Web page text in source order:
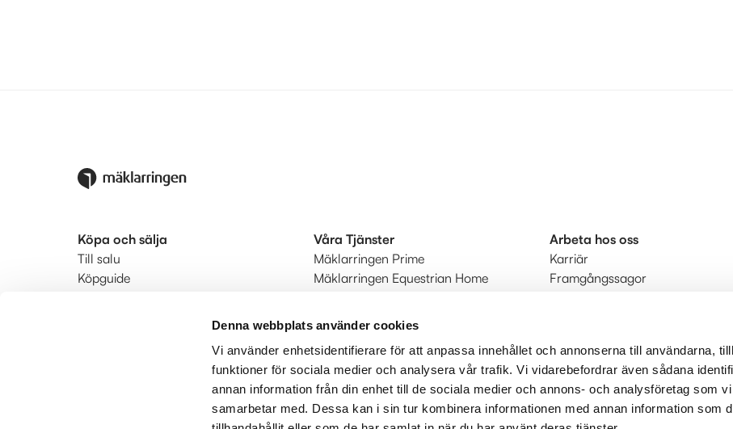
Denna webbplats använder cookies
Vi använder enhetsidentifierare för att anpassa innehållet och annonserna till användarna,
funktioner för sociala medier och analysera vår trafik. Vi vidarebefordrar även sådana
annan information från din enhet till de sociala medier och annons- och analysföretag som vi
samarbetar med. Dessa kan i sin tur kombinera informationen med annan information som
Köpa och sälja
Till salu
Köpguide
Våra Tjänster
Mäklarringen Prime
Mäklarringen Equestrian Home
Ringmärkt
Kunderbjudanden
Arbeta hos oss
Karriär
Framgångssagor